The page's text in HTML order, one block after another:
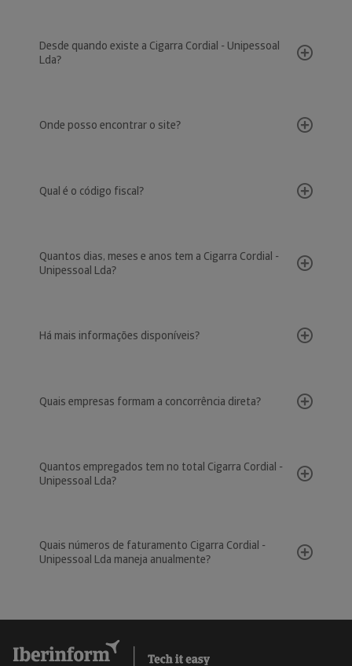
Desde quando existe a Cigarra Cordial - Unipessoal
Lda?
Onde posso encontrar o site?
Qual é o código fiscal?
Quantos dias, meses e anos tem a Cigarra Cordial -
Unipessoal Lda?
Há mais informações disponíveis?
Quais empresas formam a concorrência direta?
Quantos empregados tem no total Cigarra Cordial -
Unipessoal Lda?
Quais números de faturamento Cigarra Cordial -
Unipessoal Lda maneja anualmente?